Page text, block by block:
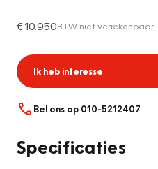
€ 10.950BTW niet verrekenbaar
Ik heb interesse
Bel ons op 010-5212407
Specificaties